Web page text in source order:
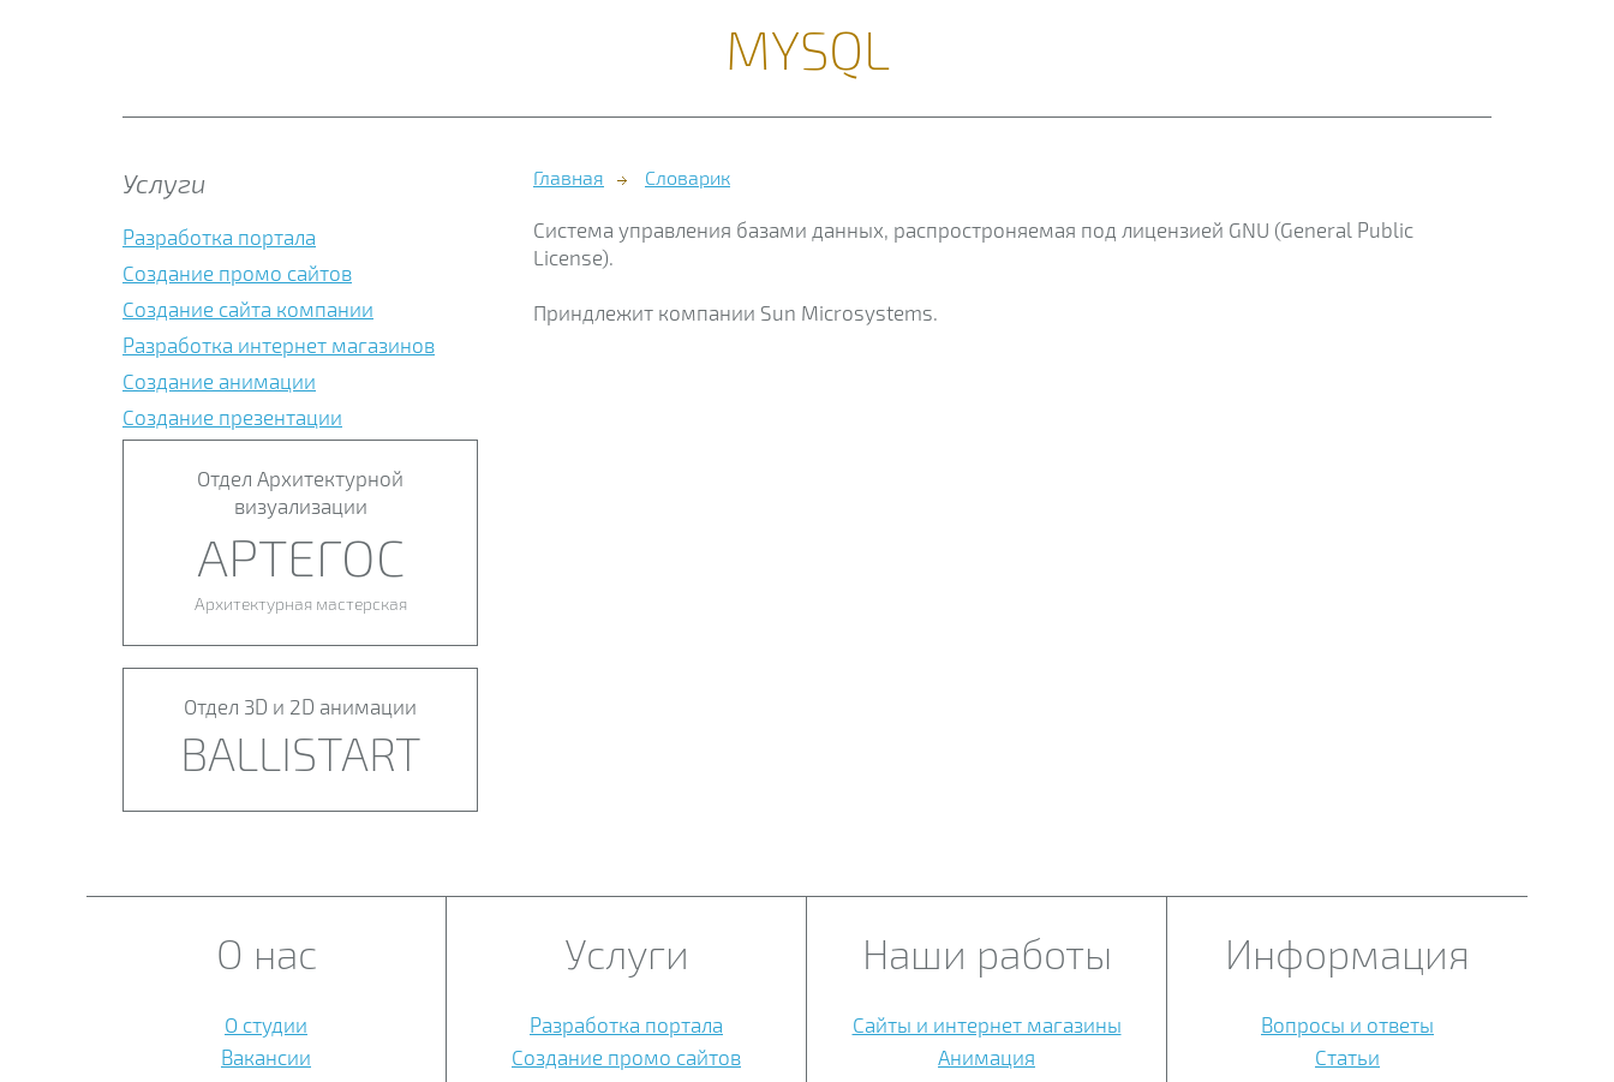
MYSQL
Услуги
Разработка портала
Создание промо сайтов
Создание сайта компании
Разработка интернет магазинов
Создание анимации
Создание презентации
Отдел Архитектурной
визуализации
АРТЕГОС
Архитектурная мастерская
Отдел 3D и 2D анимации
BALLISTART
Главная Словарик
Система управления базами данных, распростроняемая под лицензией GNU (General Public
License).
Приндлежит компании Sun Microsystems.
О нас
О студии
Вакансии
Услуги
Разработка портала
Создание промо сайтов
Наши работы
Сайты и интернет магазины
Анимация
Информация
Вопросы и ответы
Статьи